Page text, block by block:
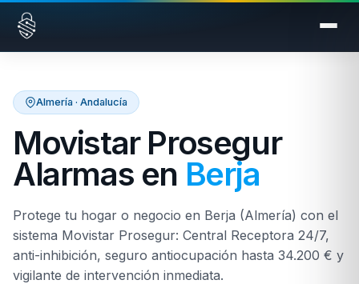
Saltar al contenido
Almería · Andalucía
Movistar Prosegur
Alarmas en Berja
Protege tu hogar o negocio en Berja (Almería) con el
sistema Movistar Prosegur: Central Receptora 24/7,
anti-inhibición, seguro antiocupación hasta 34.200 € y
vigilante de intervención inmediata.